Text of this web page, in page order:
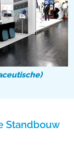
Standbouw